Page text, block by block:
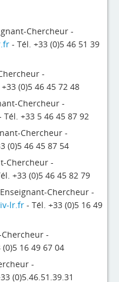
Chercheur -
- Tél. +33 (0)5 46 51 39
-
(0)5 46 45 72 48
Chercheur -
Tél. +33 5 46 45 87 92
Chercheur -
(0)5 46 45 87 54
Chercheur -
+33 (0)5 46 45 82 79
Chercheur -
lr.fr - Tél. +33 (0)5 16 49
-
(0)5 16 49 67 04
-
(0)5.46.51.39.31